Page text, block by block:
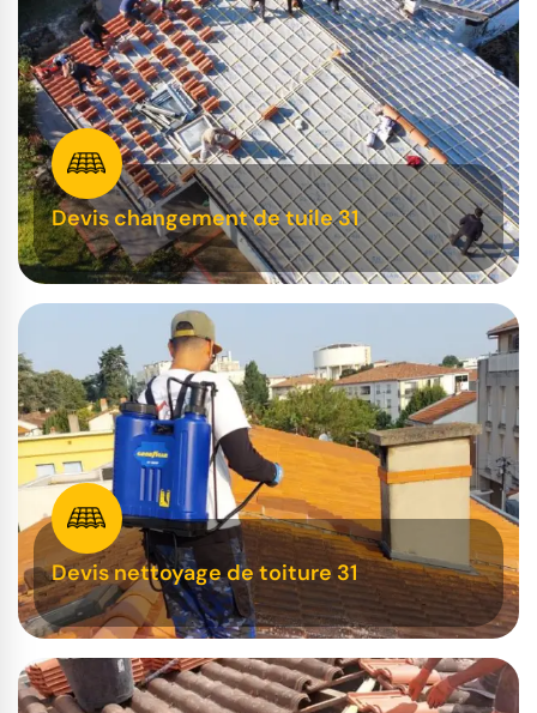
Devis changement de tuile 31
Devis nettoyage de toiture 31